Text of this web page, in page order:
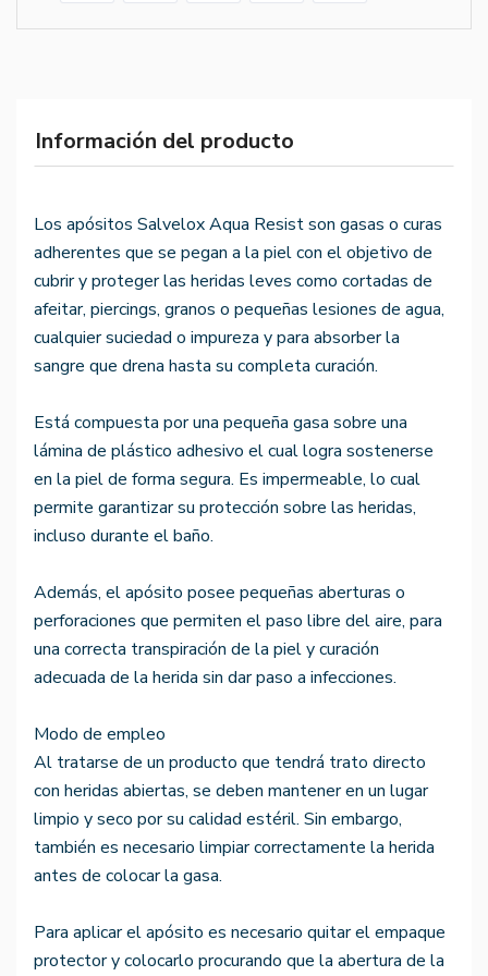
Información del producto
Los apósitos Salvelox Aqua Resist son gasas o curas
adherentes que se pegan a la piel con el objetivo de
cubrir y proteger las heridas leves como cortadas de
afeitar, piercings, granos o pequeñas lesiones de agua,
cualquier suciedad o impureza y para absorber la
sangre que drena hasta su completa curación.
Está compuesta por una pequeña gasa sobre una
lámina de plástico adhesivo el cual logra sostenerse
en la piel de forma segura. Es impermeable, lo cual
permite garantizar su protección sobre las heridas,
incluso durante el baño.
Además, el apósito posee pequeñas aberturas o
perforaciones que permiten el paso libre del aire, para
una correcta transpiración de la piel y curación
adecuada de la herida sin dar paso a infecciones.
Modo de empleo
Al tratarse de un producto que tendrá trato directo
con heridas abiertas, se deben mantener en un lugar
limpio y seco por su calidad estéril. Sin embargo,
también es necesario limpiar correctamente la herida
antes de colocar la gasa.
Para aplicar el apósito es necesario quitar el empaque
protector y colocarlo procurando que la abertura de la